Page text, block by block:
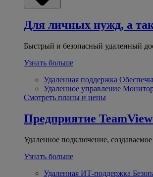
Для личных нужд, а
Быстрый и безопасный удаленный
Узнать больше
Удаленная поддержка
Удаленное управление
Смотреть планы и цены
Предприятие
Удаленное подключение,
Узнать больше
Удаленная ИТ-поддержка